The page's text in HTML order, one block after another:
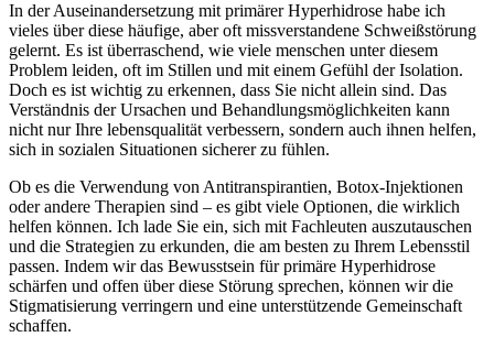
In der Auseinandersetzung mit primärer Hyperhidrose habe ich‌
vieles ⁢über ‍diese häufige, aber oft missverstandene⁤ Schweißstörung
gelernt. Es ist überraschend, wie viele menschen unter diesem
Problem leiden, oft im Stillen und mit einem Gefühl der Isolation.
Doch es ist wichtig ‍zu ⁣erkennen, dass Sie nicht allein sind. Das
Verständnis ​der Ursachen und Behandlungsmöglichkeiten kann
nicht ⁤nur Ihre lebensqualität ‍verbessern, sondern‌ auch ihnen helfen,
⁢sich ⁣in sozialen Situationen sicherer zu fühlen.
Ob es die Verwendung ‌von Antitranspirantien, Botox-Injektionen
oder ⁤andere Therapien sind – es⁤ gibt viele Optionen, die wirklich
helfen können.​ Ich lade Sie ein, sich mit Fachleuten auszutauschen
und die Strategien ​zu erkunden, die am ⁤besten zu Ihrem⁣ Lebensstil
passen. ‌Indem wir das Bewusstsein‌ für primäre Hyperhidrose
schärfen und offen über diese Störung sprechen, können ‌wir⁢ die
Stigmatisierung verringern und eine ‌unterstützende Gemeinschaft
⁢schaffen.